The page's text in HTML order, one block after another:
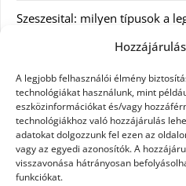
A legjobb felhasználói élmény
technológiákat használunk, mint
eszközinformációkat és/vagy
technológiákhoz való hozzájárulás
adatokat dolgozzunk fel ezen az
vagy az egyedi azonosítók. A
visszavonása hátrányosan
funkciókat.
Szeszesital: milyen típusok a
Egyéb
Irodalom
Szolgáltatás